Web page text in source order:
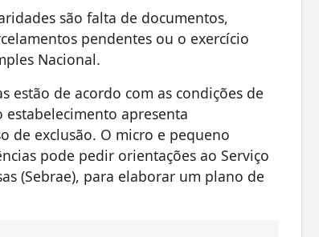
são falta de documentos,
pendentes ou o exercício
Nacional.
estão de acordo com as condições de
apresenta
de exclusão. O micro e pequeno
pode pedir orientações ao Serviço
(Sebrae), para elaborar um plano de